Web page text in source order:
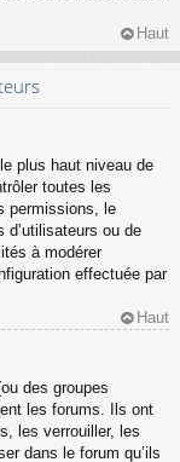
Haut
plus haut niveau de
toutes les
permissions, le
d’utilisateurs ou de
à modérer
effectuée par
Haut
des groupes
les forums. Ils ont
les verrouiller, les
dans le forum qu’ils